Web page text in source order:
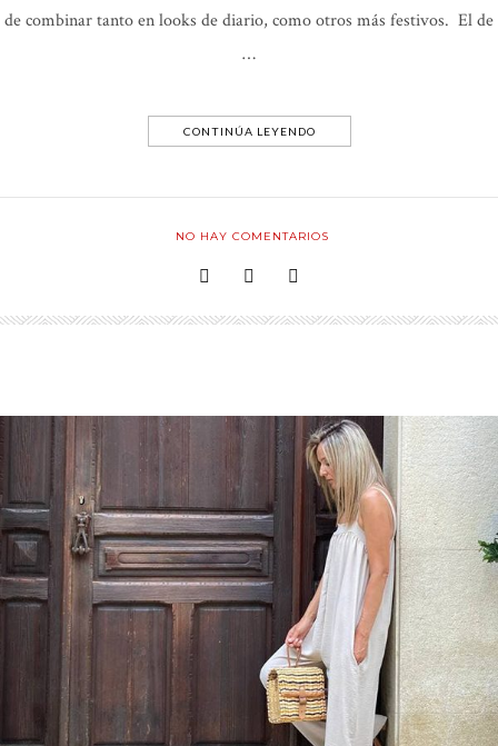
de combinar tanto en looks de diario, como otros más festivos. El de
…
CONTINÚA LEYENDO
NO HAY COMENTARIOS